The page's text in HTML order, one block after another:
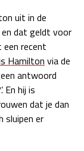
za 19:00 - 20:00
zo 17:00 - 19:00
uit in de
en dat geldt voor
een recent
Hamilton via de
antwoord
En hij is
dat je dan
sluipen er